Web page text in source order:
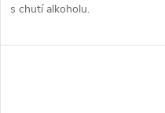
s chutí alkoholu.